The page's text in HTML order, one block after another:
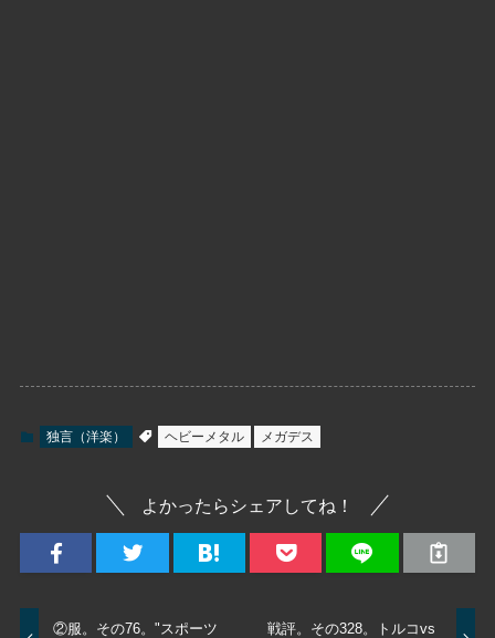
独言（洋楽） ヘビーメタル メガデス
よかったらシェアしてね！
②服。その76。"スポーツ
戦評。その328。トルコvs